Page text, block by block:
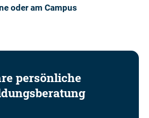
oder am Campus
persönliche